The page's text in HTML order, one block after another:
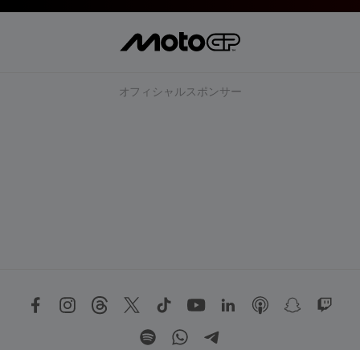
オフィシャルスポンサー